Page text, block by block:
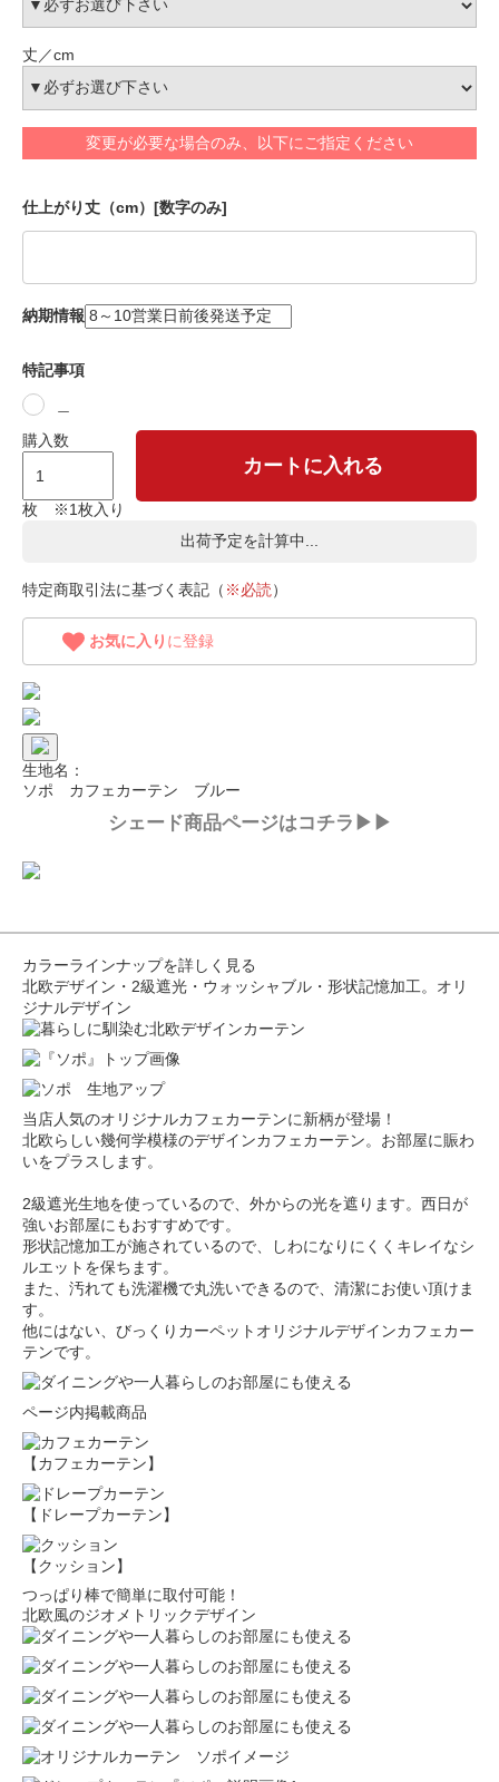
丈／cm
変更が必要な場合のみ、以下にご指定ください
仕上がり丈（cm）[数字のみ]
納期情報
特記事項
購入数
枚 ※1枚入り
カートに入れる
出荷予定を計算中...
特定商取引法に基づく表記（ ※必読）
お気に入り に登録
生地名：
ソポ カフェカーテン ブルー
シェード商品ページはコチラ▶▶
カラーラインナップを詳しく見る
北欧デザイン・2級遮光・ウォッシャブル・形状記憶加工。オリ
ジナルデザイン
当店人気のオリジナルカフェカーテンに新柄が登場！
北欧らしい幾何学模様のデザインカフェカーテン。お部屋に賑わ
いをプラスします。
2級遮光生地を使っているので、外からの光を遮ります。西日が
強いお部屋にもおすすめです。
形状記憶加工が施されているので、しわになりにくくキレイなシ
ルエットを保ちます。
また、汚れても洗濯機で丸洗いできるので、清潔にお使い頂けま
す。
他にはない、びっくりカーペットオリジナルデザインカフェカー
テンです。
ページ内掲載商品
【カフェカーテン】
【ドレープカーテン】
【クッション】
つっぱり棒で簡単に取付可能！
北欧風のジオメトリックデザイン